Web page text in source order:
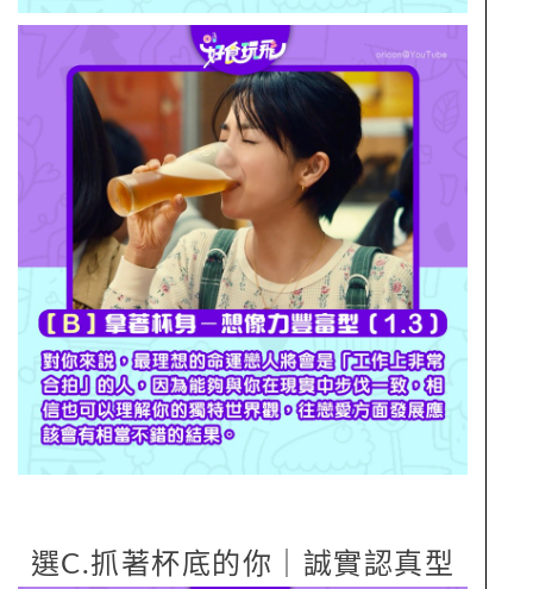
選C.抓著杯底的你｜誠實認真型